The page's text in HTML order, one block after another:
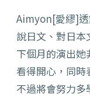
Aimyon[愛繆]透
說日文、 對日本
下個月的演出
看得開心，同時
不過將會努力多